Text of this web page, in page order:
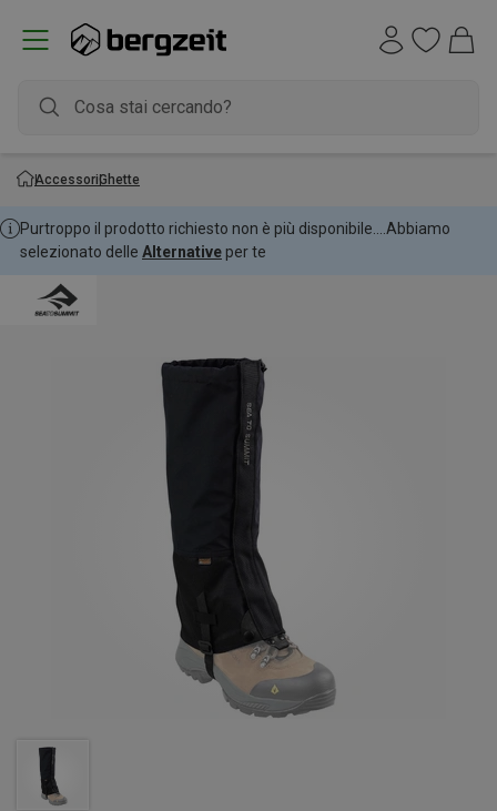
AccessoriGhette
Purtroppo il prodotto richiesto non è più disponibile.... Abbiamo
selezionato delle Alternative per te